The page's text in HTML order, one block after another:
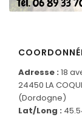
Adresse : 18
24450 LA
(Dordogne)
Lat/Long :